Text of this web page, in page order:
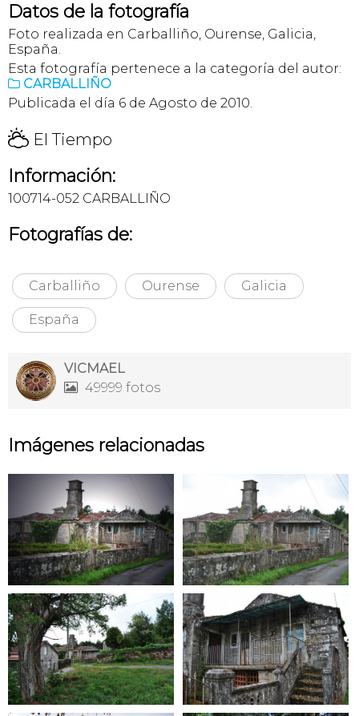
Datos de la fotografía
Foto realizada en Carballiño, Ourense, Galicia,
España.
Esta fotografía pertenece a la categoría del autor:
 CARBALLIÑO
Publicada el día 6 de Agosto de 2010.
H El Tiempo
Información:
100714-052 CARBALLIÑO
Fotografías de:
Carballiño Ourense Galicia
España
VICMAEL
 49999 fotos
Imágenes relacionadas